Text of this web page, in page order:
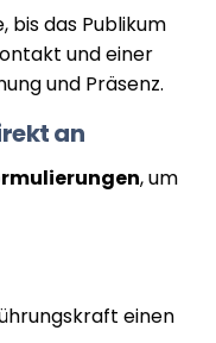
bis das Publikum
und einer
und Präsenz.
an
, um
einen